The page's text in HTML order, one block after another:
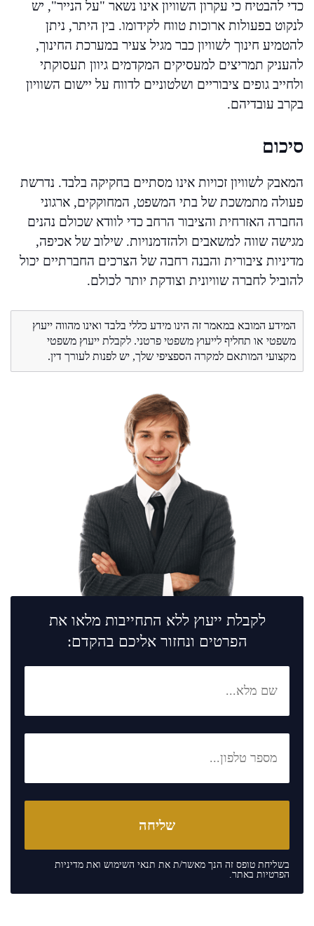
כדי להבטיח כי עקרון השוויון אינו נשאר "על הנייר", יש
לנקוט בפעולות ארוכות טווח לקידומו. בין היתר, ניתן
להטמיע חינוך לשוויון כבר מגיל צעיר במערכת החינוך,
להעניק תמריצים למעסיקים המקדמים גיוון תעסוקתי
ולחייב גופים ציבוריים ושלטוניים לדווח על יישום השוויון
בקרב עובדיהם.
סיכום
המאבק לשוויון זכויות אינו מסתיים בחקיקה בלבד. נדרשת
פעולה מתמשכת של בתי המשפט, המחוקקים, ארגוני
החברה האזרחית והציבור הרחב כדי לוודא שכולם נהנים
מגישה שווה למשאבים ולהזדמנויות. שילוב של אכיפה,
מדיניות ציבורית והבנה רחבה של הצרכים החברתיים יכול
להוביל לחברה שוויונית וצודקת יותר לכולם.
המידע המובא במאמר זה הינו מידע כללי בלבד ואינו מהווה ייעוץ
משפטי או תחליף לייעוץ משפטי פרטני. לקבלת ייעוץ משפטי
מקצועי המותאם למקרה הספציפי שלך, יש לפנות לעורך דין.
לקבלת ייעוץ ללא התחייבות מלאו את
הפרטים ונחזור אליכם בהקדם:
בשליחת טופס זה הנך מאשר/ת את תנאי השימוש ואת מדיניות
הפרטיות באתר.